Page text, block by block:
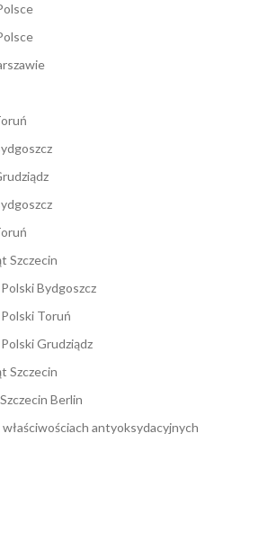
Szczecin
Bydgoszcz
Toruń
Grudziądz
Szczecin
Berlin
antyoksydacyjnych